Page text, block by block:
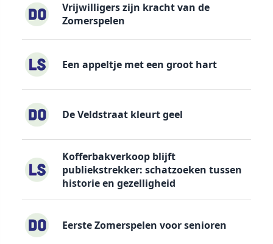
Vrijwilligers zijn kracht van de
Zomerspelen
Een appeltje met een groot hart
De Veldstraat kleurt geel
Kofferbakverkoop blijft
publiekstrekker: schatzoeken tussen
historie en gezelligheid
Eerste Zomerspelen voor senioren